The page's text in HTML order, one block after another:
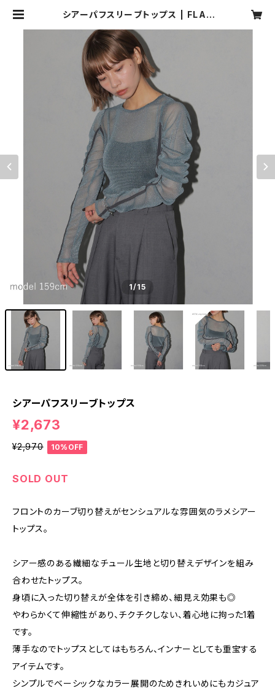
シアーパフスリーブトップス | FLAV
1/15
シアーパフスリーブトップス
¥2,673
¥2,970 10%OFF
SOLD OUT
フロントのカーブ切り替えがセンシュアルな雰囲気のラメシアー
トップス。
シアー感のある繊細なチュール生地と切り替えデザインを組み
合わせたトップス。
身頃に入った切り替えが全体を引き締め、細見え効果も◎
やわらかくて伸縮性があり、チクチクしない、着心地に拘った1着
です。
薄手なのでトップスとしてはもちろん、インナーとしても重宝する
アイテムです。
シンプルでベーシックなカラー展開のためきれいめにもカジュア